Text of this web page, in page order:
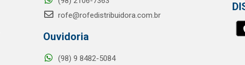
rofe@rofedistribuidora.com.br
Ouvidoria
(98) 9 8482-5084